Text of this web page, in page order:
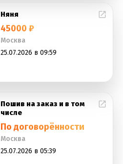
Няня
45000 ₽
Москва
25.07.2026 в 09:59
Пошив на заказ и в том
числе
По договорённости
Москва
25.07.2026 в 05:39